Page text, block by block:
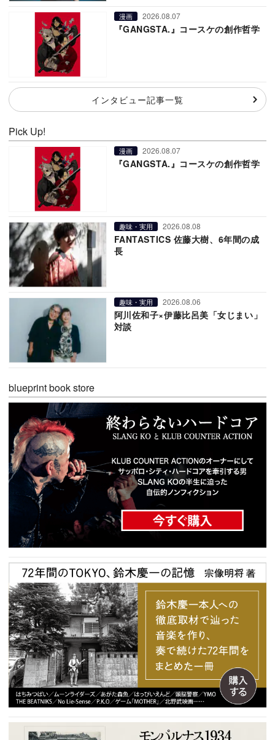
漫画 2026.08.07
『GANGSTA.』コースケの創作哲学
インタビュー記事一覧
Pick Up!
漫画 2026.08.07
『GANGSTA.』コースケの創作哲学
趣味・実用 2026.08.08
FANTASTICS 佐藤大樹、6年間の成
長
趣味・実用 2026.08.06
阿川佐和子×伊藤比呂美「女じまい」
対談
blueprint book store